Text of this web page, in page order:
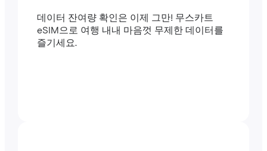
데이터 잔여량 확인은 이제 그만! 무스카트
eSIM으로 여행 내내 마음껏 무제한 데이터를
즐기세요.